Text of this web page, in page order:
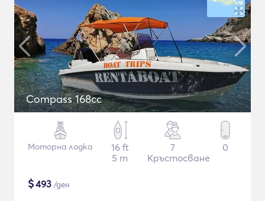
Compass 168cc
Моторна лодка
16 ft
5 m
7
Кръстосване
0
$493 /ден